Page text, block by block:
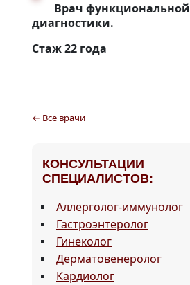
Врач функциональной
диагностики.
Стаж 22 года
← Все врачи
КОНСУЛЬТАЦИИ
СПЕЦИАЛИСТОВ:
Аллерголог-иммунолог
Гастроэнтеролог
Гинеколог
Дерматовенеролог
Кардиолог